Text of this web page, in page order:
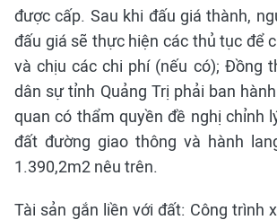
được cấp. Sau khi đấu giá thành,
đấu giá sẽ thực hiện các thủ tục để
và chịu các chi phí (nếu có); Đồng
dân sự tỉnh Quảng Trị phải ban
quan có thẩm quyền đề nghị chỉnh
đất đường giao thông và hành
1.390,2m2 nêu trên.
Tài sản gắn liền với đất: Công trình